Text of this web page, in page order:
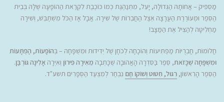
מַסְפִּיק – אֲחוֹתָהּ הַגְּדוֹלָה, יָעֵל, מִתְנַהֶגֶת כְּמוֹ כּוֹכֶבֶת לִקְרַאת הַהוֹפָעָה שֶׁלָּהּ בְּבֵית
הַסֵּפֶר וּמְעוֹרֶרֶת הַעֲרָצָה אֵצֶל הַחֲבֵרוֹת שֶׁל שִׁירָה. אֲבָל אָז הַכֹּל מִשְׁתַּבֵּשׁ, וְשִׁירָה
מַחְלִיטָה לְהַצִּיל אֶת הַמַּצָּב!
חֲלוֹמוֹת, חֲבֵרֻיּוֹת מַפְתִּיעוֹת וְהוֹכָחָה לְכֹחָן שֶׁל יְדִידוּת וּמִשְׁפָּחָה – בְּהוֹפָעוֹת, הַפְתָּעוֹת
וּמִשְׁפָּחָה שֶׁכָּזֹאת, סֵּפֶר בַּסִּדְרָה הָאֲהוּבָה שֶׁכָּתְבָה מֵאִירָה פִירוֹן וְאִיְּרָה אָלִינָה גּוֹרְבַּן.
הַסֵּפֶר הָרִאשׁוֹן, רִגּוּל, חִטּוּט וְשׁוֹקוֹ חַם נִבְחַר לְמִצְעַד הַסְּפָרִים תשע"ד.